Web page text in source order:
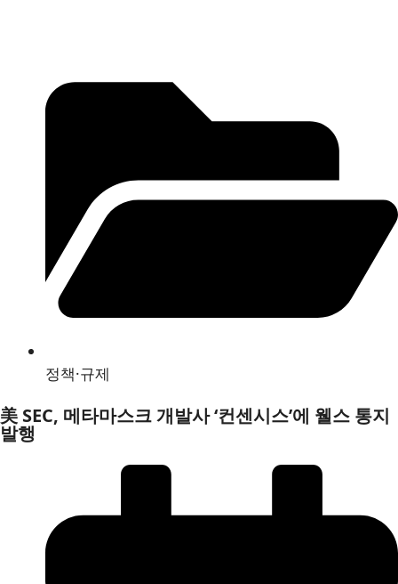
정책·규제
美 SEC, 메타마스크 개발사 ‘컨센시스’에 웰스 통지
발행